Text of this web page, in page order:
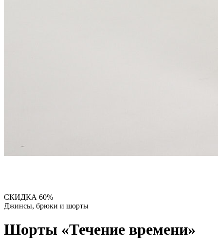
СКИДКА 60%
Джинсы, брюки и шорты
Шорты «Течение времени»